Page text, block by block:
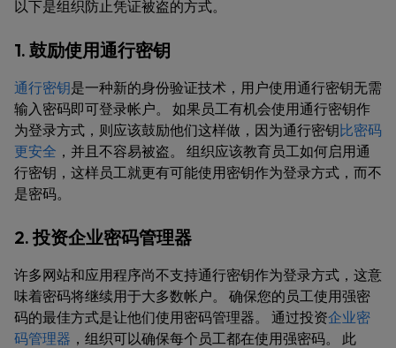
以下是组织防止凭证被盗的方式。
1. 鼓励使用通行密钥
通行密钥是一种新的身份验证技术，用户使用通行密钥无需
输入密码即可登录帐户。 如果员工有机会使用通行密钥作
为登录方式，则应该鼓励他们这样做，因为通行密钥比密码
更安全 ，并且不容易被盗。 组织应该教育员工如何启用通
行密钥，这样员工就更有可能使用密钥作为登录方式，而不
是密码。
2. 投资企业密码管理器
许多网站和应用程序尚不支持通行密钥作为登录方式，这意
味着密码将继续用于大多数帐户。 确保您的员工使用强密
码的最佳方式是让他们使用密码管理器。 通过投资企业密
码管理器 ，组织可以确保每个员工都在使用强密码。 此